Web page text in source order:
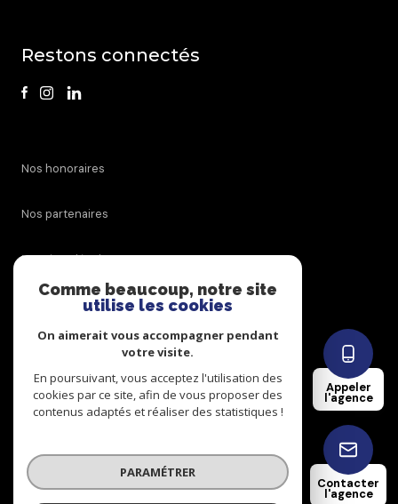
Appeler
l'agence
Contacter
l'agence
Restons connectés
nos honoraires
nos partenaires
mentions légales
cookies
© 2026 | Tous droits réservés
Comme beaucoup, notre site
utilise les cookies
On aimerait vous accompagner pendant
votre visite.
En poursuivant, vous acceptez l'utilisation des
cookies par ce site, afin de vous proposer des
contenus adaptés et réaliser des statistiques !
PARAMÉTRER